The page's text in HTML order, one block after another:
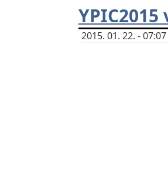
YPIC2015
2015. 01. 22. -